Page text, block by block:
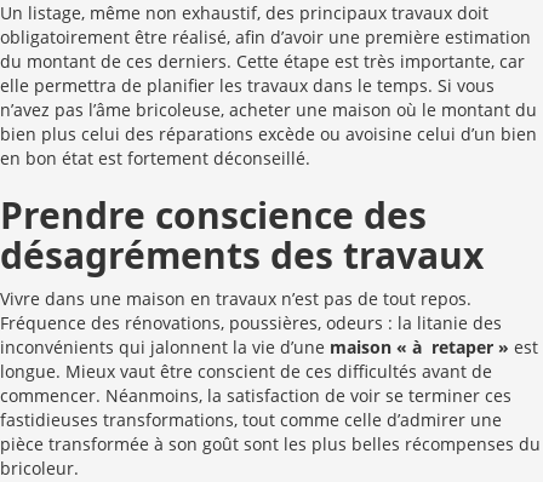
Un listage, même non exhaustif, des principaux travaux doit
obligatoirement être réalisé, afin d’avoir une première estimation
du montant de ces derniers. Cette étape est très importante, car
elle permettra de planifier les travaux dans le temps. Si vous
n’avez pas l’âme bricoleuse, acheter une maison où le montant du
bien plus celui des réparations excède ou avoisine celui d’un bien
en bon état est fortement déconseillé.
Prendre conscience des
désagréments des travaux
Vivre dans une maison en travaux n’est pas de tout repos.
Fréquence des rénovations, poussières, odeurs : la litanie des
inconvénients qui jalonnent la vie d’une maison « à retaper » est
longue. Mieux vaut être conscient de ces difficultés avant de
commencer. Néanmoins, la satisfaction de voir se terminer ces
fastidieuses transformations, tout comme celle d’admirer une
pièce transformée à son goût sont les plus belles récompenses du
bricoleur.